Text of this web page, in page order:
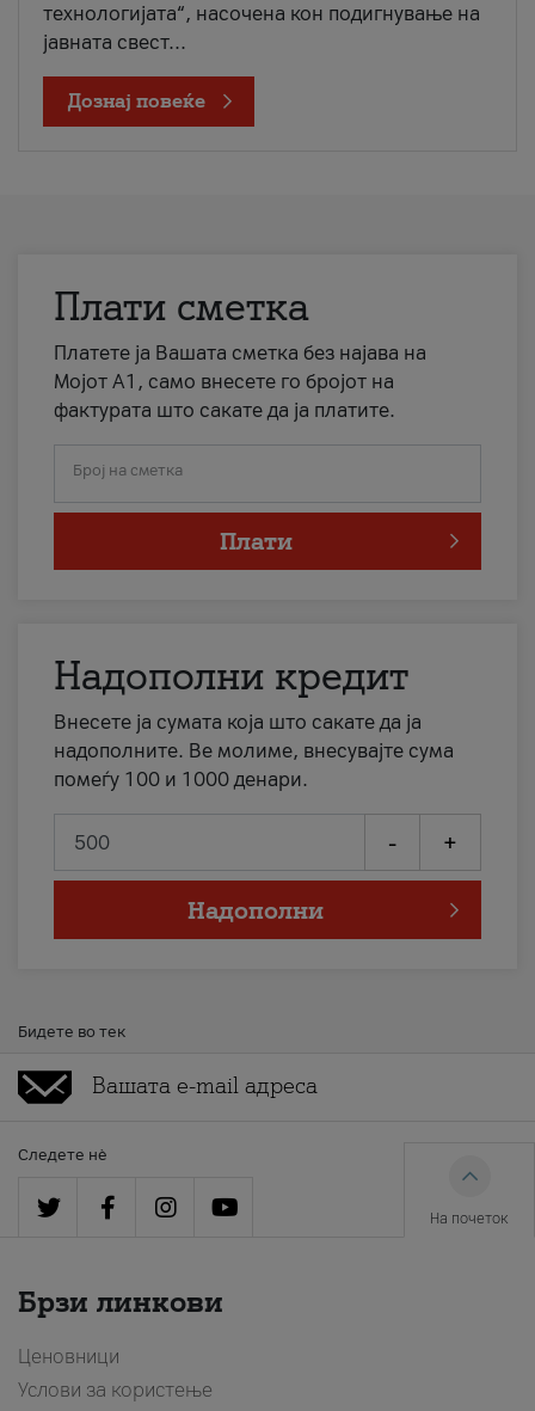
технологијата“, насочена кон подигнување на
јавната свест...
Дознај повеќе
Плати сметка
Платете ја Вашата сметка без најава на
Мојот А1, само внесете го бројот на
фактурата што сакате да ја платите.
Број на сметка
Плати
Надополни кредит
Внесете ја сумата која што сакате да ја
надополните. Ве молиме, внесувајте сума
помеѓу 100 и 1000 денари.
- +
Надополни
Бидете во тек
Следете нè
На почеток
Брзи линкови
Ценовници
Услови за користење